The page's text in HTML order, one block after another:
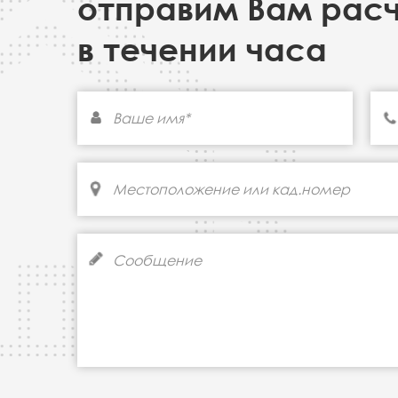
отправим Вам
в течении часа